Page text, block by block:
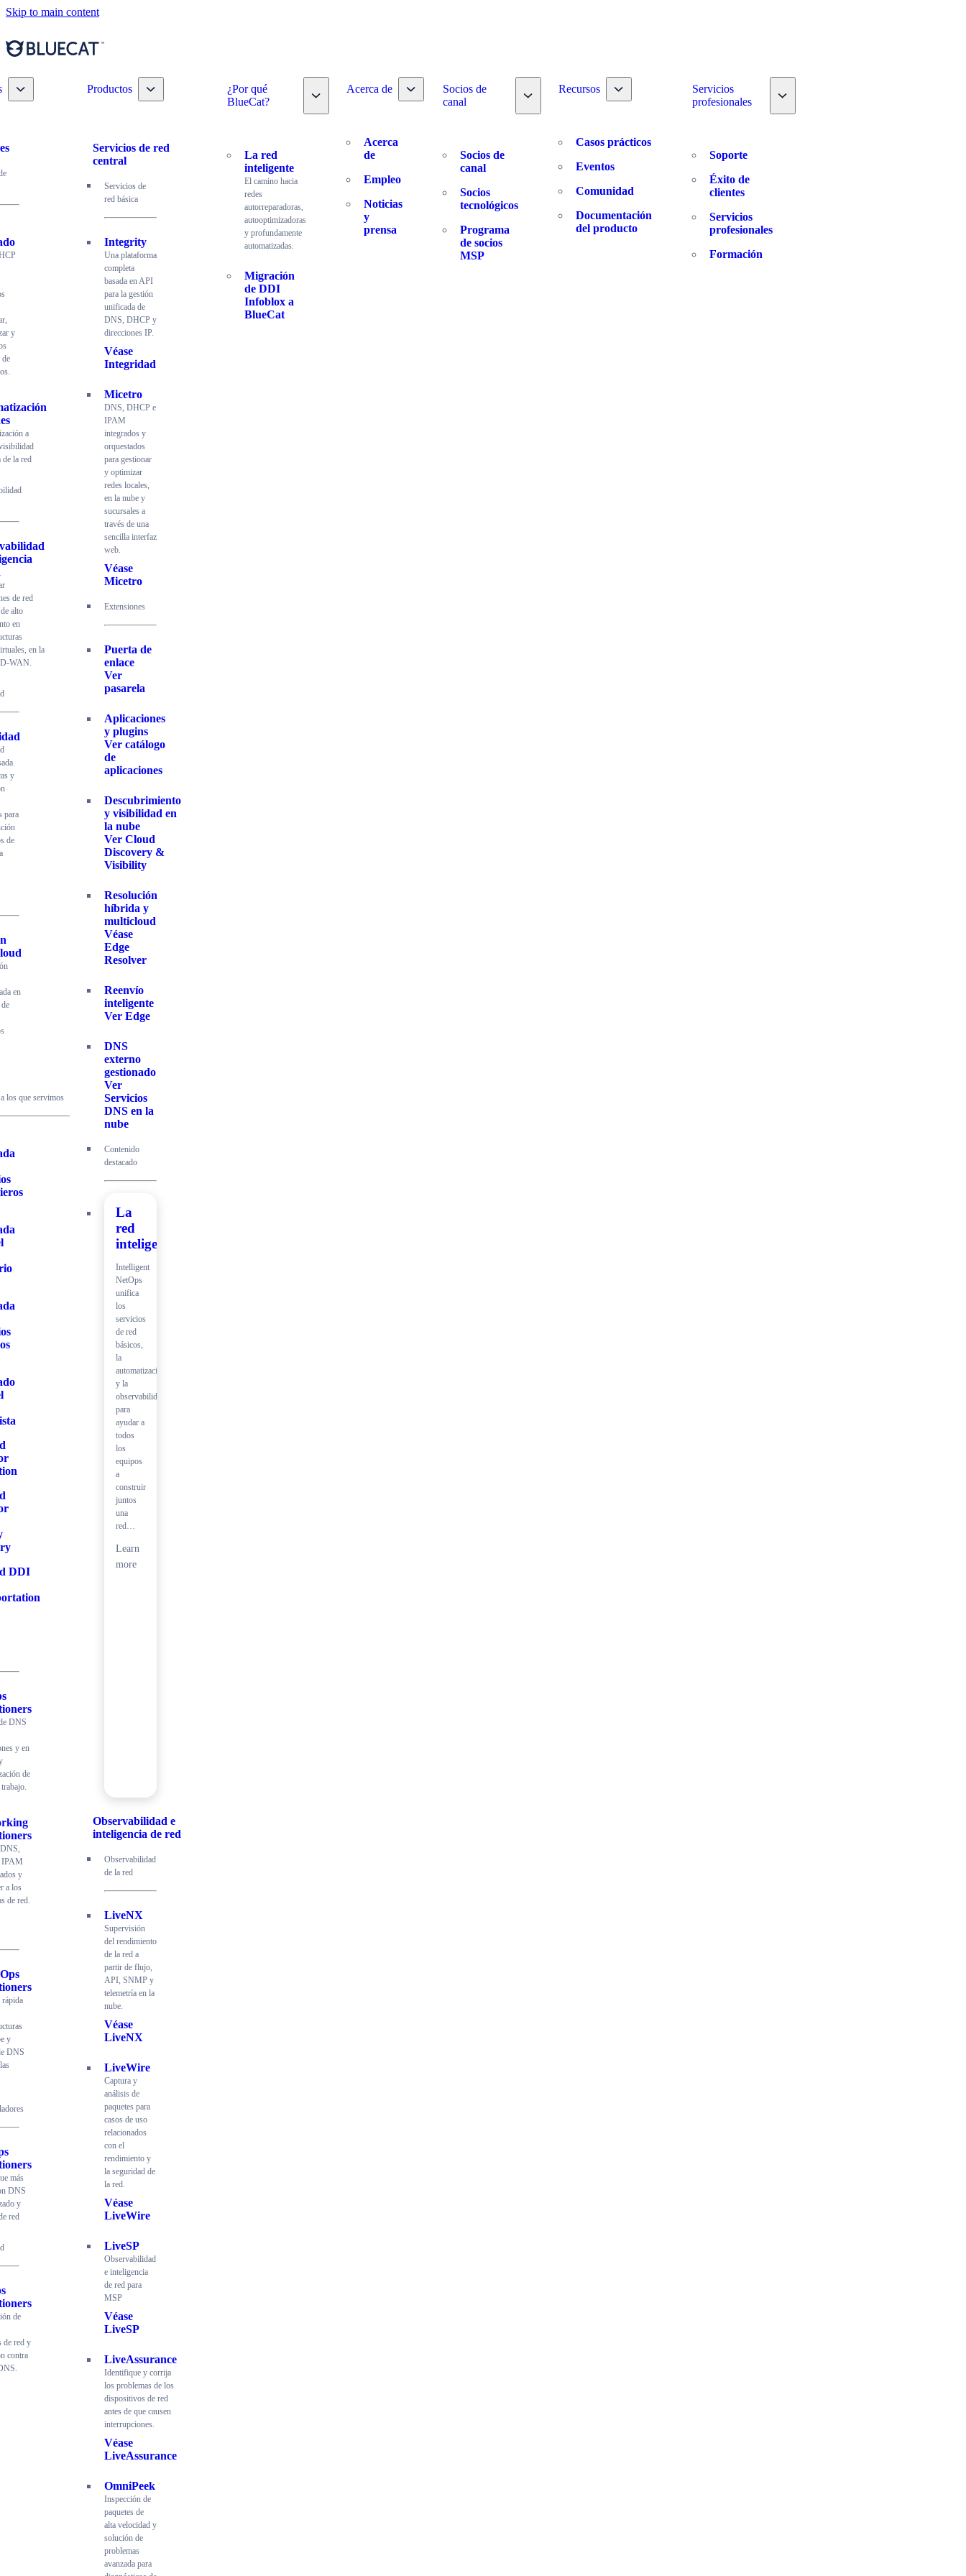
Skip to main content
Toggle nav dropdown
y
a
la red
de red
alto
en
en la
WAN.
y
para
de
en
los que servimos
DDI
DNS
y en
de
IPAM
y
a los
de red.
y
DNS
más
DNS
y
red
de
de red y
contra
Productos Toggle nav dropdown
Servicios de red
central
Servicios de
red básica
Integrity
Una plataforma
completa
basada en API
para la gestión
unificada de
DNS, DHCP y
direcciones IP.
Véase
Integridad
Micetro
DNS, DHCP e
IPAM
integrados y
orquestados
para gestionar
y optimizar
redes locales,
en la nube y
sucursales a
través de una
sencilla interfaz
web.
Véase
Micetro
Extensiones
Puerta de
enlace
Ver
pasarela
Aplicaciones
y plugins
Ver catálogo
de
aplicaciones
Descubrimiento
y visibilidad en
la nube
Ver Cloud
Discovery &
Visibility
Resolución
híbrida y
multicloud
Véase
Edge
Resolver
Reenvío
inteligente
Ver Edge
DNS
externo
gestionado
Ver
Servicios
DNS en la
nube
Contenido
destacado
La
red
inteligente
Intelligent
NetOps
unifica
los
servicios
de red
básicos,
la
automatización
y la
observabilidad
para
ayudar a
todos
los
equipos
a
construir
juntos
una
red…
Learn
more
Observabilidad e
inteligencia de red
Observabilidad
de la red
LiveNX
Supervisión
del rendimiento
de la red a
partir de flujo,
API, SNMP y
telemetría en la
nube.
Véase
LiveNX
LiveWire
Captura y
análisis de
paquetes para
casos de uso
relacionados
con el
rendimiento y
la seguridad de
la red.
Véase
LiveWire
LiveSP
Observabilidad
e inteligencia
de red para
MSP
Véase
LiveSP
LiveAssurance
Identifique y corrija
los problemas de los
dispositivos de red
antes de que causen
interrupciones.
Véase
LiveAssurance
OmniPeek
Inspección de
paquetes de
alta velocidad y
solución de
problemas
avanzada para
¿Por qué
BlueCat?
Toggle nav dropdown
La red
inteligente
El camino hacia
redes
autorreparadoras,
autooptimizadoras
y profundamente
automatizadas.
Migración
de DDI
Infoblox a
BlueCat
Acerca de Toggle nav dropdown
Acerca
de
Empleo
Noticias
y
prensa
Socios de
canal
Toggle nav dropdown
Socios de
canal
Socios
tecnológicos
Programa
de socios
MSP
Recursos Toggle nav dropdown
Casos prácticos
Eventos
Comunidad
Documentación
del producto
Servicios
profesionales
Toggle nav dropdown
Soporte
Éxito de
clientes
Servicios
profesionales
Formación